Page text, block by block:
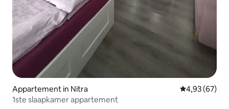
Appartement in Nitra Gemiddelde
4,93 (67)
1ste slaapkamer appartement